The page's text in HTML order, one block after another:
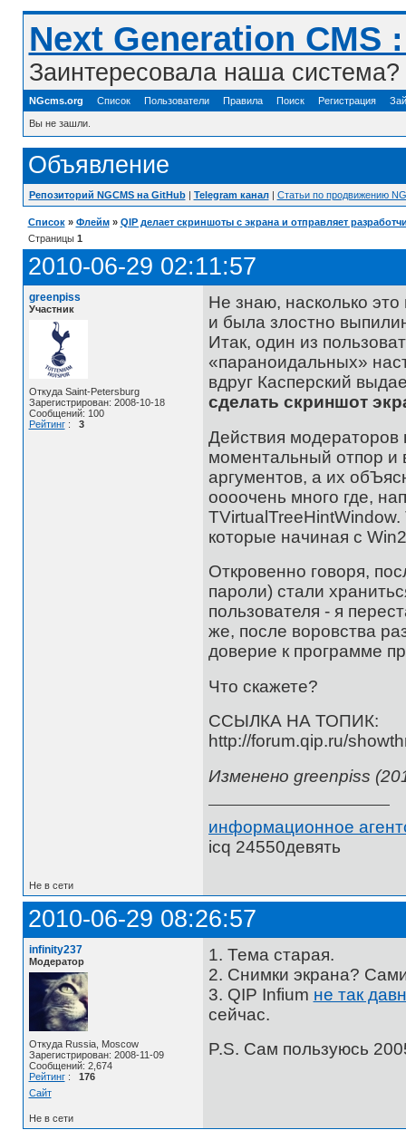
Next Generation
Заинтересовала наша
NGcms.org Список Пользователи Правила Поиск Регистрация
Вы не зашли.
Объявление
Репозиторий NGCMS на GitHub| Telegram канал| Статьи по продвижению
Список » Флейм » QIP делает скриншоты с экрана и отправляет
Страницы 1
2010-06-29 02:11:57
greenpiss
Участник
Откуда Saint-Petersburg
Зарегистрирован: 2008-10-18
Сообщений: 100
Рейтинг: 3
Не знаю, насколько
и была злостно
Итак, один из
«параноидальных»
вдруг Касперский
сделать скриншот
Действия
моментальный отпор и
аргументов, а их
оооочень много где,
которые начиная с
Откровенно говоря,
пароли) стали
пользователя - я
же, после воровства
доверие к программе
Что скажете?
ССЫЛКА НА ТОПИК:
http://forum.qip.ru/
Изменено greenpiss
информационное
icq 24550девять
Не в сети
2010-06-29 08:26:57
infinity237
Модератор
Откуда Russia, Moscow
Зарегистрирован: 2008-11-09
Сообщений: 2,674
Рейтинг: 176
Сайт
1. Тема старая.
2. Снимки экрана?
3. QIP Infium не так
сейчас.
P.S. Сам пользуюсь
Не в сети